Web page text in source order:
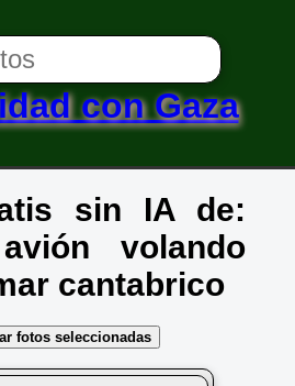
sin IA de:
volando
cantabrico
fotos seleccionadas